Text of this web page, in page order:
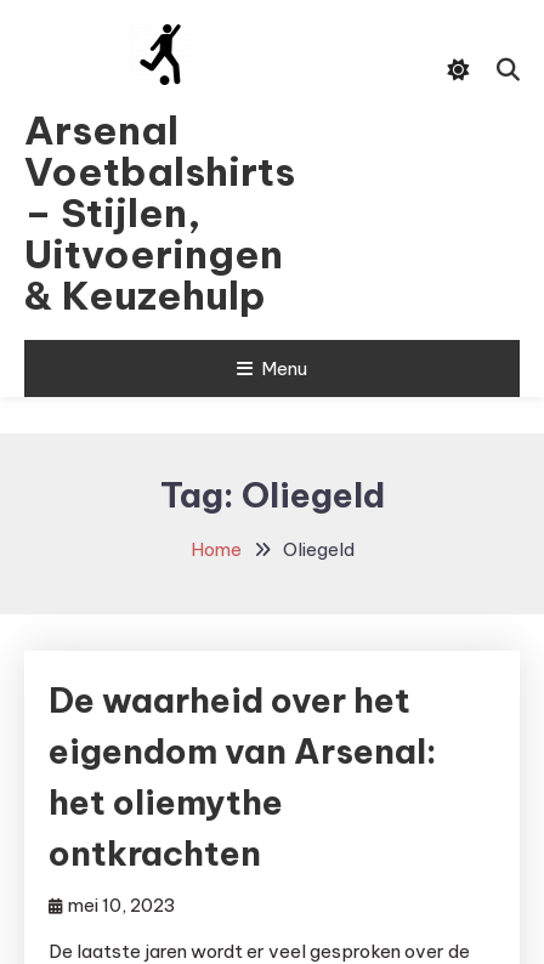
Arsenal
Voetbalshirts
– Stijlen,
Uitvoeringen
& Keuzehulp
Menu
Tag: Oliegeld
Home Oliegeld
De waarheid over het
eigendom van Arsenal:
het oliemythe
ontkrachten
mei 10, 2023
De laatste jaren wordt er veel gesproken over de